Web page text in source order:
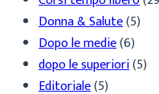
Donna & Salute(5)
Dopo le medie(6)
dopo le superiori(5)
Editoriale(5)